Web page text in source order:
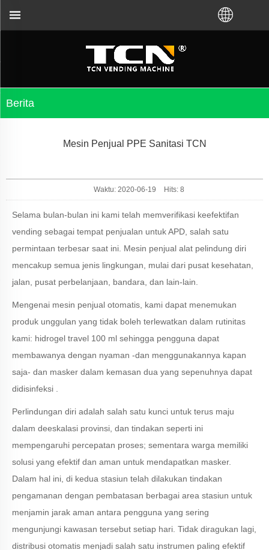
Berita
Mesin Penjual PPE Sanitasi TCN
Waktu: 2020-06-19 Hits: 8
Selama bulan-bulan ini kami telah memverifikasi keefektifan
vending sebagai tempat penjualan untuk APD, salah satu
permintaan terbesar saat ini. Mesin penjual alat pelindung diri
mencakup semua jenis lingkungan, mulai dari pusat kesehatan,
jalan, pusat perbelanjaan, bandara, dan lain-lain.
Mengenai mesin penjual otomatis, kami dapat menemukan
produk unggulan yang tidak boleh terlewatkan dalam rutinitas
kami: hidrogel travel 100 ml sehingga pengguna dapat
membawanya dengan nyaman -dan menggunakannya kapan
saja- dan masker dalam kemasan dua yang sepenuhnya dapat
didisinfeksi .
Perlindungan diri adalah salah satu kunci untuk terus maju
dalam deeskalasi provinsi, dan tindakan seperti ini
mempengaruhi percepatan proses; sementara warga memiliki
solusi yang efektif dan aman untuk mendapatkan masker.
Dalam hal ini, di kedua stasiun telah dilakukan tindakan
pengamanan dengan pembatasan berbagai area stasiun untuk
menjamin jarak aman antara pengguna yang sering
mengunjungi kawasan tersebut setiap hari. Tidak diragukan lagi,
distribusi otomatis menjadi salah satu instrumen paling efektif
Anda untuk panduan dan pemecahan